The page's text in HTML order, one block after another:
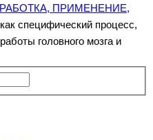
ПРИМЕНЕНИЕ,
специфический процесс,
головного мозга и